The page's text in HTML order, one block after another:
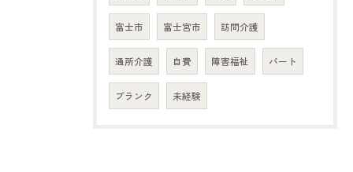
富士市 富士宮市 訪問介護
通所介護 自費 障害福祉 パート
ブランク 未経験